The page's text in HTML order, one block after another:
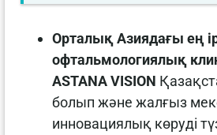
Орталық Азиядағы ең
офтальмологиялық
ASTANA VISION
болып және жалғыз
инновациялық көруді